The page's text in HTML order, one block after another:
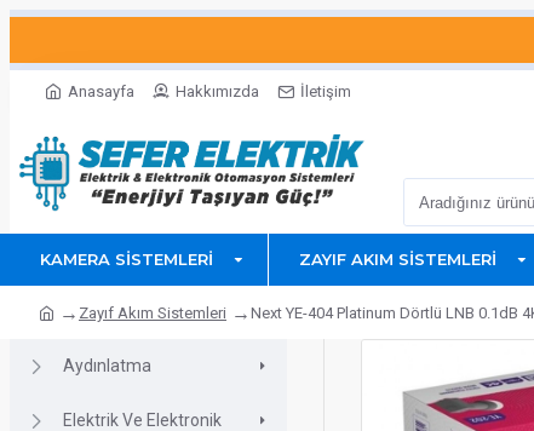
Anasayfa Hakkımızda İletişim
KAMERA SISTEMLERI ZAYIF AKIM SISTEMLERI
Zayıf Akım Sistemleri Next YE-404 Platinum Dörtlü LNB 0.1dB
Aydınlatma
Elektrik Ve Elektronik